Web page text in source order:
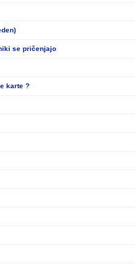
se pričenjajo
karte ?